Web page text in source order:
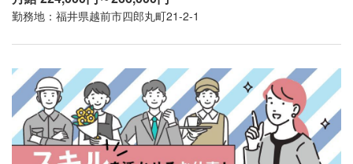
勤務地：福井県越前市四郎丸町21-2-1